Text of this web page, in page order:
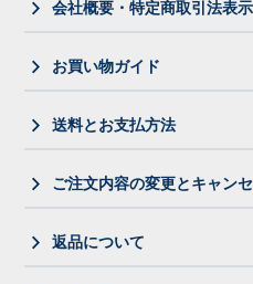
会社概要・特定商取引法表示
お買い物ガイド
送料とお支払方法
ご注文内容の変更とキャン
返品について